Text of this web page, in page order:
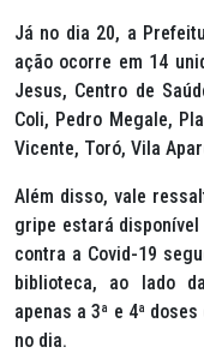
Já no dia 20, a
ação ocorre em 14
Jesus, Centro de
Coli, Pedro Megale,
Vicente, Toró, Vila
Além disso, vale
gripe estará
contra a Covid-19
biblioteca, ao lado
apenas a 3ª e 4ª
no dia.